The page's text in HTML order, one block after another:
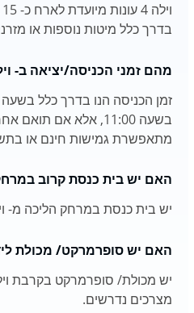
בדרך כלל מיטות נוספות או
מהם זמני הכניסה/יציאה ב- וילה 4 עונות
בשעה 11:00, אלא אם
מתאפשרת גמישות חינם או
האם יש בית כנסת קרוב
יש בית כנסת במרחק הליכה מ- וילה 4
האם יש סופרמרקט/ מכולת ליד וילה 4
מצרכים נדרשים.